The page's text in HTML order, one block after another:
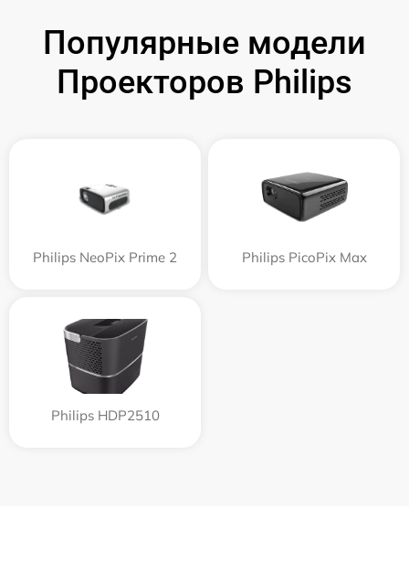
Популярные модели
Проекторов Philips
Philips NeoPix Prime 2 Philips PicoPix Max
Philips HDP2510